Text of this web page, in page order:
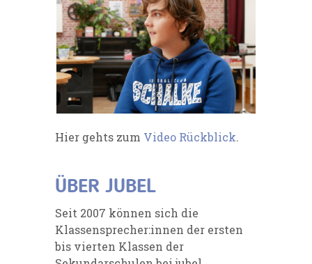
Hier gehts zum Video Rückblick.
ÜBER JUBEL
Seit 2007 können sich die
Klassensprecher:innen der ersten
bis vierten Klassen der